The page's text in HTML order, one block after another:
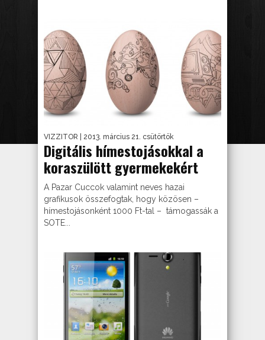
VIZZITOR | 2013. március 21. csütörtök
Digitális hímestojásokkal a
koraszülött gyermekekért
A Pazar Cuccok valamint neves hazai
grafikusok összefogtak, hogy közösen –
hímestojásonként 1000 Ft-tal – támogassák a
SOTE...